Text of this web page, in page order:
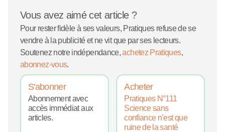
Vous avez aimé cet article ?
Pour rester fidèle à ses valeurs, Pratiques refuse de se
vendre à la publicité et ne vit que par ses lecteurs.
Soutenez notre indépendance,achetez Pratiques,
abonnez-vous.
S'abonner
Abonnement avec
accès immédiat aux
articles.
Acheter
Pratiques N°111
Science sans
confiance n’est que
ruine de la santé